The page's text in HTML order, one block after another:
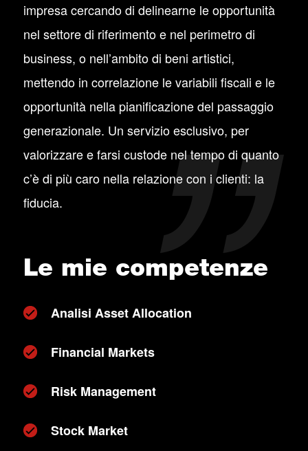
impresa cercando di delinearne le opportunità
nel settore di riferimento e nel perimetro di
business, o nell’ambito di beni artistici,
mettendo in correlazione le variabili fiscali e le
opportunità nella pianificazione del passaggio
generazionale. Un servizio esclusivo, per
valorizzare e farsi custode nel tempo di quanto
c’è di più caro nella relazione con i clienti: la
fiducia.
Le mie competenze
Analisi Asset Allocation
Financial Markets
Risk Management
Stock Market